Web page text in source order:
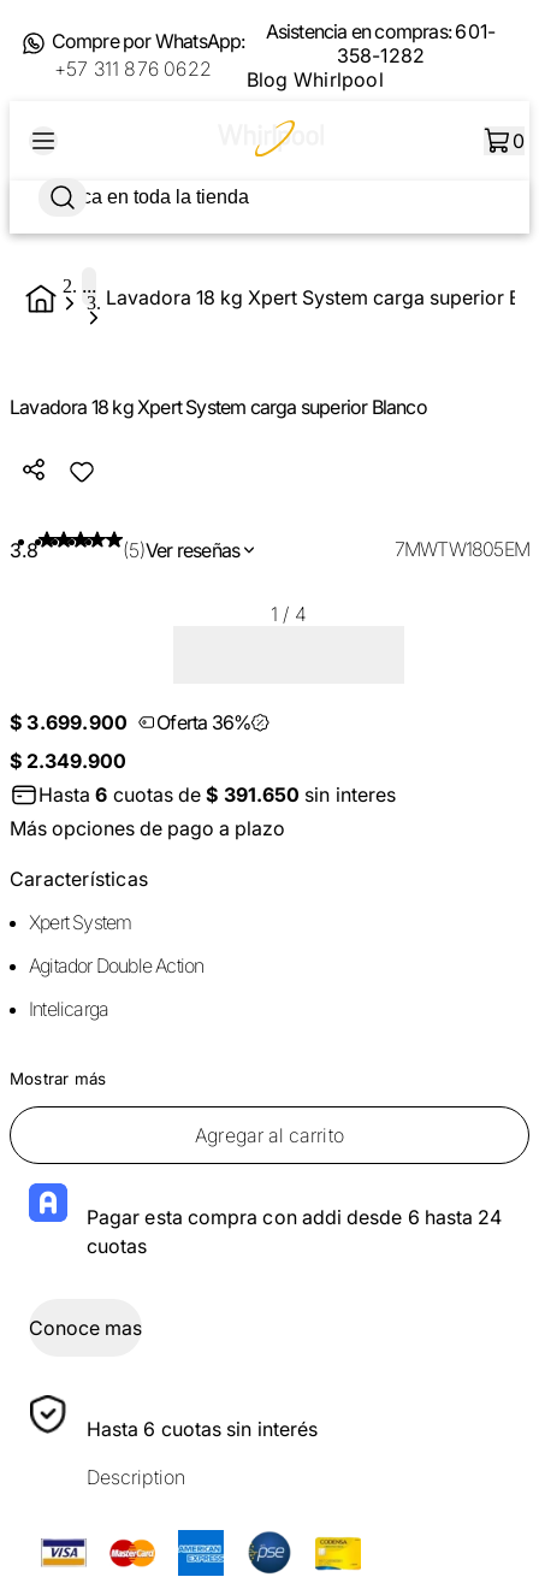
Compre por WhatsApp:
+57 311 876 0622
Asistencia en compras:601-
358-1282
Blog Whirlpool
0
... Lavadora 18 kg Xpert System carga superior
Lavadora 18 kg Xpert System carga superior Blanco
3.8 (5)Ver reseñas 7MWTW1805EM
1 / 4
$ 3.699.900
Oferta 36%
$ 2.349.900
Hasta6 cuotas de$ 391.650 sin interes
Más opciones de pago a plazo
Características
Xpert System
Agitador Double Action
Intelicarga
Mostrar más
Agregar al carrito
Pagar esta compra con addi desde 6 hasta 24
cuotas
Conoce mas
Hasta 6 cuotas sin interés
Description